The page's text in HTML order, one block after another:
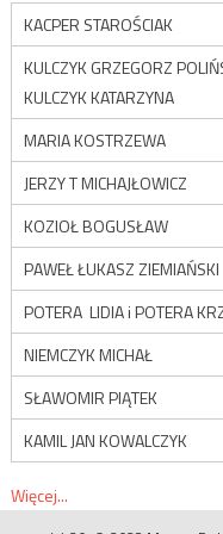
KACPER STAROŚCIAK
KULCZYK GRZEGORZ
KULCZYK KATARZYNA
MARIA KOSTRZEWA
JERZY T MICHAJŁOWICZ
KOZIOŁ BOGUSŁAW
PAWEŁ ŁUKASZ ZIEMIAŃSKI
POTERA LIDIA i POTERA
NIEMCZYK MICHAŁ
SŁAWOMIR PIĄTEK
KAMIL JAN KOWALCZYK
Więcej...